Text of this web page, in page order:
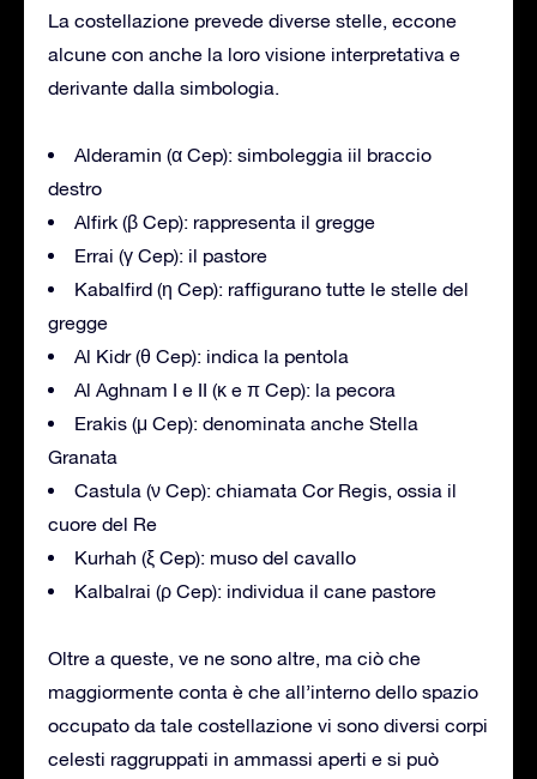
La costellazione prevede diverse stelle, eccone
alcune con anche la loro visione interpretativa e
derivante dalla simbologia.
Alderamin (α Cep): simboleggia iil braccio
destro
Alfirk (β Cep): rappresenta il gregge
Errai (γ Cep): il pastore
Kabalfird (η Cep): raffigurano tutte le stelle del
gregge
Al Kidr (θ Cep): indica la pentola
Al Aghnam I e II (κ e π Cep): la pecora
Erakis (μ Cep): denominata anche Stella
Granata
Castula (ν Cep): chiamata Cor Regis, ossia il
cuore del Re
Kurhah (ξ Cep): muso del cavallo
Kalbalrai (ρ Cep): individua il cane pastore
Oltre a queste, ve ne sono altre, ma ciò che
maggiormente conta è che all’interno dello spazio
occupato da tale costellazione vi sono diversi corpi
celesti raggruppati in ammassi aperti e si può